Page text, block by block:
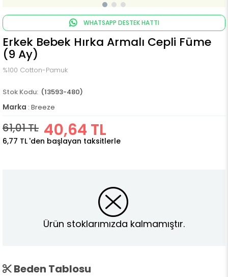
WHATSAPP DESTEK HATTI
Erkek Bebek Hırka Armalı Cepli Füme
(9 Ay)
%100 Cotton-Pamuk
(13593-480)
Marka : Breeze
61,01 TL 40,64 TL
6,77 TL 'den başlayan taksitlerle
Ürün stoklarımızda kalmamıştır.
Beden Tablosu